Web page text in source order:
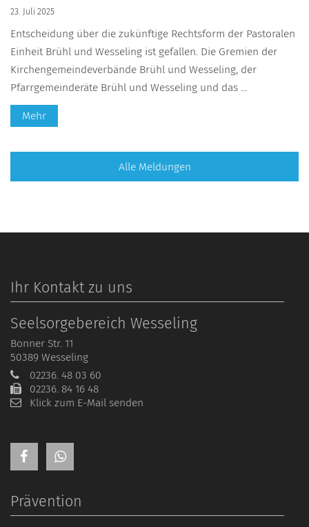
23. Juli 2025
Entscheidung über die zukünftige Rechtsform der Pastoralen
Einheit Brühl und Wesseling ist gefallen. Die Gremien der
Kirchengemeindeverbände Brühl und Wesseling, der
Pfarrgemeinderäte Brühl und Wesseling und das ...
Mehr
Alle Meldungen
Ihr Kontakt zu uns
Seelsorgebereich Wesseling
Bonner Str. 11
50389 Wesseling
02236. 48 03 60
02236. 84 16 48
Klick zum E-Mail senden
Prävention